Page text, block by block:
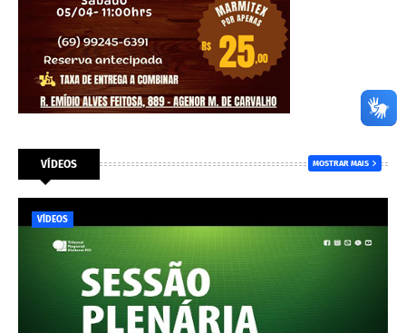
VÍDEOS MOSTRAR MAIS
VÍDEOS